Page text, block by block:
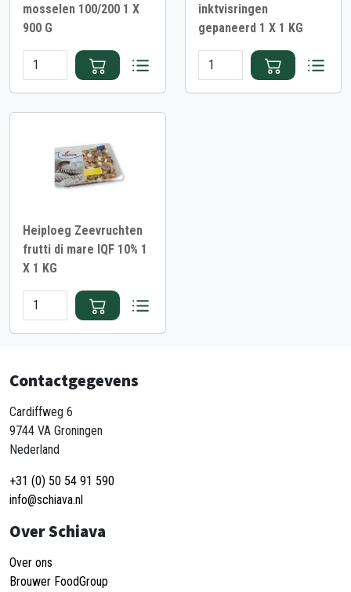
mosselen 100/200 1 X
900 G
inktvisringen
gepaneerd 1 X 1 KG
Heiploeg Zeevruchten
frutti di mare IQF 10% 1
X 1 KG
Contactgegevens
Cardiffweg 6
9744 VA Groningen
Nederland
+31 (0) 50 54 91 590
info@schiava.nl
Over Schiava
Over ons
Brouwer FoodGroup